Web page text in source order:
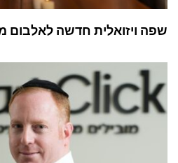
שפה ויזואלית חדשה לאלבום